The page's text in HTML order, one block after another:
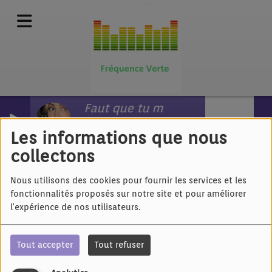
Les informations que nous
collectons
Nous utilisons des cookies pour fournir les services et les
fonctionnalités proposés sur notre site et pour améliorer
l'expérience de nos utilisateurs.
Tout accepter Tout refuser
Faut que tu m'aimes
Styleto